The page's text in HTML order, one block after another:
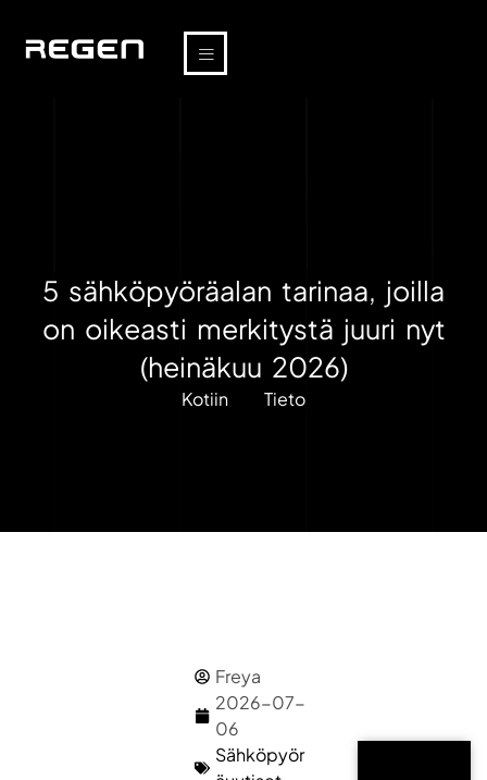
5 sähköpyöräalan tarinaa, joilla
on oikeasti merkitystä juuri nyt
(heinäkuu 2026)
Kotiin Tieto
Freya
2026-07-
06
Sähköpyör